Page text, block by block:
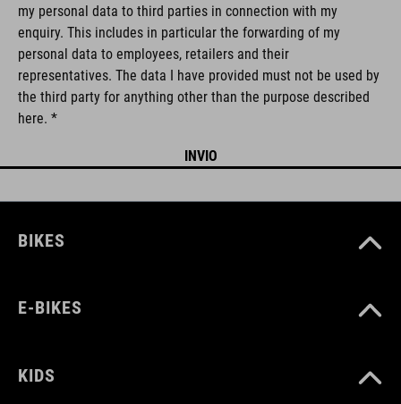
my personal data to third parties in connection with my
enquiry. This includes in particular the forwarding of my
personal data to employees, retailers and their
representatives. The data I have provided must not be used by
the third party for anything other than the purpose described
here. *
BIKES
E-BIKES
KIDS